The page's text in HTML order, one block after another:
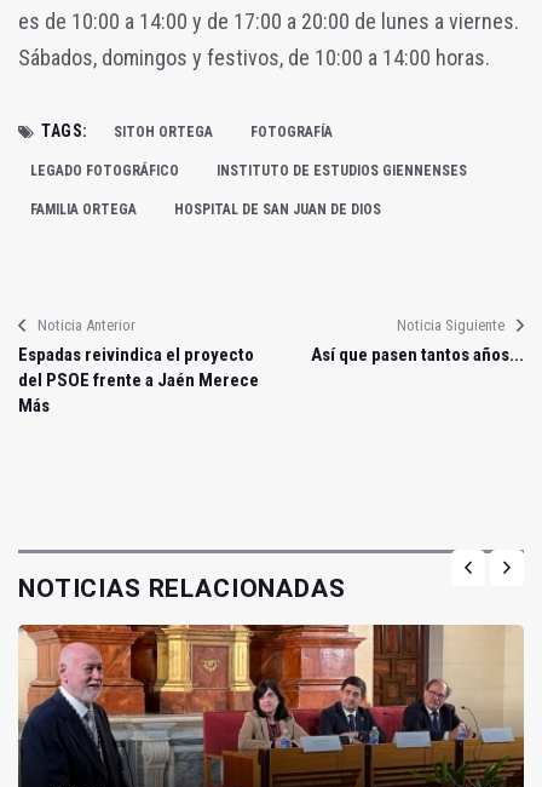
es de 10:00 a 14:00 y de 17:00 a 20:00 de lunes a viernes.
Sábados, domingos y festivos, de 10:00 a 14:00 horas.
TAGS: SITOH ORTEGA FOTOGRAFÍA
LEGADO FOTOGRÁFICO INSTITUTO DE ESTUDIOS GIENNENSES
FAMILIA ORTEGA HOSPITAL DE SAN JUAN DE DIOS
Noticia Anterior
Espadas reivindica el proyecto
del PSOE frente a Jaén Merece
Más
Noticia Siguiente
Así que pasen tantos años...
NOTICIAS RELACIONADAS